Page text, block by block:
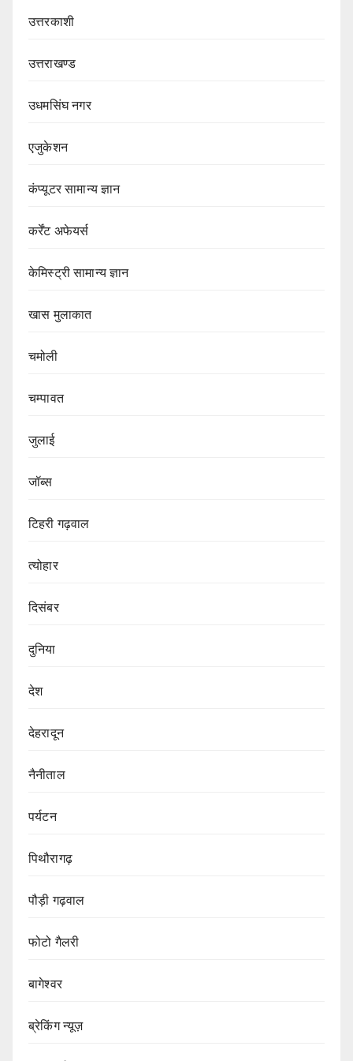
उत्तरकाशी
उत्तराखण्ड
उधमसिंघ नगर
एजुकेशन
कंप्यूटर सामान्य ज्ञान
कर्रेंट अफेयर्स
केमिस्ट्री सामान्य ज्ञान
खास मुलाकात
चमोली
चम्पावत
जुलाई
जॉब्स
टिहरी गढ़वाल
त्योहार
दिसंबर
दुनिया
देश
देहरादून
नैनीताल
पर्यटन
पिथौरागढ़
पौड़ी गढ़वाल
फोटो गैलरी
बागेश्वर
ब्रेकिंग न्यूज़